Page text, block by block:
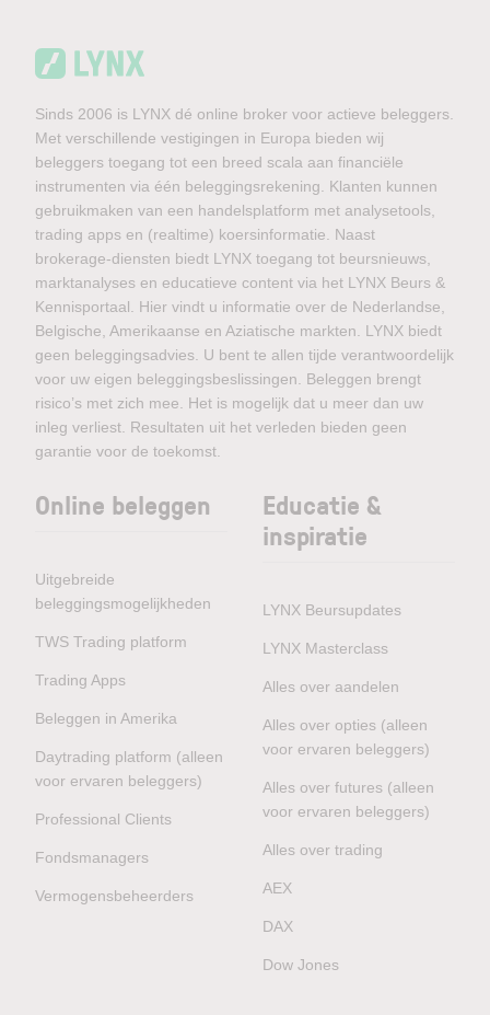
Sinds 2006 is LYNX dé online broker voor actieve beleggers.
Met verschillende vestigingen in Europa bieden wij
beleggers toegang tot een breed scala aan financiële
instrumenten via één beleggingsrekening. Klanten kunnen
gebruikmaken van een handelsplatform met analysetools,
trading apps en (realtime) koersinformatie. Naast
brokerage-diensten biedt LYNX toegang tot beursnieuws,
marktanalyses en educatieve content via het LYNX Beurs &
Kennisportaal. Hier vindt u informatie over de Nederlandse,
Belgische, Amerikaanse en Aziatische markten. LYNX biedt
geen beleggingsadvies. U bent te allen tijde verantwoordelijk
voor uw eigen beleggingsbeslissingen. Beleggen brengt
risico’s met zich mee. Het is mogelijk dat u meer dan uw
inleg verliest. Resultaten uit het verleden bieden geen
garantie voor de toekomst.
Online beleggen
Uitgebreide
beleggingsmogelijkheden
TWS Trading platform
Trading Apps
Beleggen in Amerika
Daytrading platform (alleen
voor ervaren beleggers)
Professional Clients
Fondsmanagers
Vermogensbeheerders
Educatie &
inspiratie
LYNX Beursupdates
LYNX Masterclass
Alles over aandelen
Alles over opties (alleen
voor ervaren beleggers)
Alles over futures (alleen
voor ervaren beleggers)
Alles over trading
AEX
DAX
Dow Jones